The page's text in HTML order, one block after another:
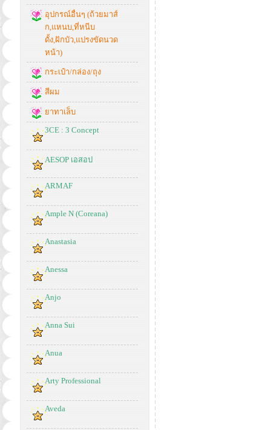
อุปกรณ์อื่นๆ (ถ้วยมาส์
ก,แหนบ,ที่หนีบ
ดั้ง,ฝักบัว,แปรงขัดนวด
หน้า)
กระเป๋า/กล่อง/ถุง
สีผม
ยาทาเล็บ
3CE : 3 Concept
AESOP เอสอป
ARMAF
Ample N (Coreana)
Anastasia
Anessa
Anjo
Anna Sui
Anua
Arty Professional
Aveda